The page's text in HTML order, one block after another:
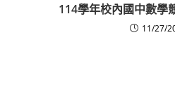
114學年校內國中數學
11/27/